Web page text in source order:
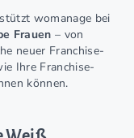
womanage bei
Frauen – von
neuer Franchise-
Ihre Franchise-
können.